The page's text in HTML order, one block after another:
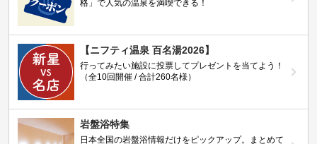
格」で人気の温泉を満喫できる！
【ニフティ温泉 百名湯2026】
行ってみたい施設に投票してプレゼントを当てよう！
（全10回開催 / 合計260名様）
岩盤浴特集
日本全国の岩盤浴情報だけをピックアップ。まとめて